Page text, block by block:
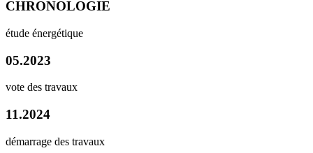
CHRONOLOGIE
étude énergétique
05.2023
vote des travaux
11.2024
démarrage des travaux